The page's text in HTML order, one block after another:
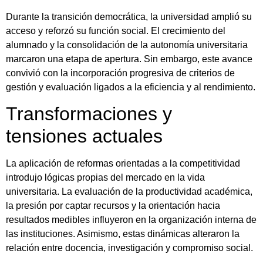
Durante la transición democrática, la universidad amplió su
acceso y reforzó su función social. El crecimiento del
alumnado y la consolidación de la autonomía universitaria
marcaron una etapa de apertura. Sin embargo, este avance
convivió con la incorporación progresiva de criterios de
gestión y evaluación ligados a la eficiencia y al rendimiento.
Transformaciones y
tensiones actuales
La aplicación de reformas orientadas a la competitividad
introdujo lógicas propias del mercado en la vida
universitaria. La evaluación de la productividad académica,
la presión por captar recursos y la orientación hacia
resultados medibles influyeron en la organización interna de
las instituciones. Asimismo, estas dinámicas alteraron la
relación entre docencia, investigación y compromiso social.